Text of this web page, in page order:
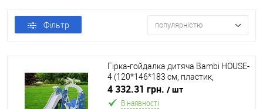
Фільтр популярністю
Гірка-гойдалка дитяча Bambi HOUSE-
4 (120*146*183 см, пластик,
баскетбольне кільце, м'яч,
страхувальний бар’єр)
4 332.31 грн. / шт
В наявності